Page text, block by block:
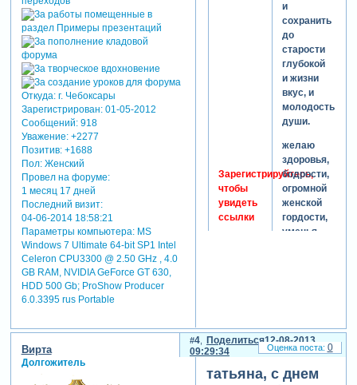
Откуда:г. Чебоксары
Зарегистрирован: 01-05-2012
Сообщений:918
Уважение: +2277
Позитив: +1688
Пол:Женский
Провел на форуме:
1 месяц 17 дней
Последний визит:
04-06-2014 18:58:21
Параметры компьютера:MS
Windows 7 Ultimate 64-bit SP1 Intel
Celeron CPU3300 @ 2.50 GHz , 4.0
GB RAM, NVIDIA GeForce GT 630,
HDD 500 Gb; ProShow Producer
6.0.3395 rus Portable
Зарегистрируйтесь,
чтобы
увидеть
ссылки
и
сохранить
до
старости
глубокой
и жизни
вкус, и
молодость
души.
желаю
здоровья,
бодрости,
огромной
женской
гордости,
уменья
без
вздохов,
растить
Поделиться
4
12-08-2013
09:29:34
Вирта
Долгожитель
татьяна, с днем
0